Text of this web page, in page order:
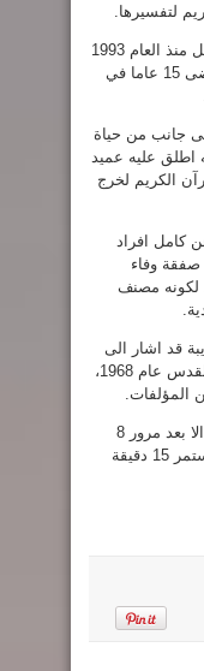
لتفسيرها.
واشارت الى ان الاسير المقدسي اعتقل منذ العام 1993
وحكم بثلاث مؤبدات و46 عاما وانه امضى 15 عاما في
جانب من حياة
اطلق عليه عميد
الكريم لخرج
كامل افراد
صفقة وفاء
لكونه مصنف
قد اشار الى
ان الاسير المقدسي من مواليد عناتا القدس عام 1968،
المؤلفات.
واشار الى ان امه لم تتمكن من رؤيته الا بعد مرور 8
سنوات على اسره في مشهد محزن استمر 15 دقيقة